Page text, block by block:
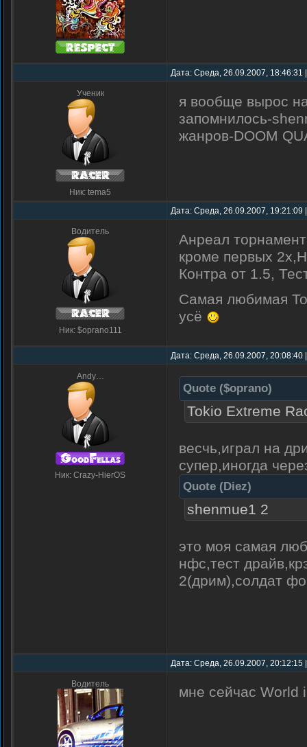
Дата: Среда, 26.09.2007,
Ученик
Ник: tema5
я вообще вырос
запомнилось-
жанров-DOOM
Дата: Среда, 26.09.2007,
Водитель
Ник: $oprano111
Анреал
кроме первых
Контра от 1.5,
Самая любимая
усё
Дата: Среда, 26.09.2007,
Andy…
Ник: Crazy-HierOS
Quote ($oprano)
Tokio Extreme
весчь,играл на
супер,иногда
Quote (Diez)
shenmue1 2
это моя самая
нфс,тест
2(дрим),солдат
Дата: Среда, 26.09.2007,
Водитель мне сейчас World